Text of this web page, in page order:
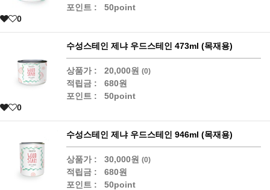
포인트 :
50point
0
수성스테인 제냐 우드스테인 473ml (목재용)
상품가 : 20,000원 (0)
적립금 :
680원
포인트 :
50point
0
수성스테인 제냐 우드스테인 946ml (목재용)
상품가 : 30,000원 (0)
적립금 :
680원
포인트 :
50point